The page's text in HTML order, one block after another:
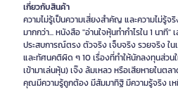
เกี่ยวกับสินค้า
ความไม่รู้เป็นความเสี่ยงสำคัญ และความไม่รู้
มากกว่า... หนังสือ "อ่านใจหุ้นทำกำไรใน 1 นาที
ประสบการณ์ตรง ตัวจริง เจ็บจริง รวยจริง ใน
และทัศนคติผิด ๆ 10 เรื่องที่ทำให้นักลงทุนส่ว
เข้ามาเล่นหุ้น) เจ๊ง ล้มเหลว หรือเสียหายใน
คุณมีความรู้ถูกต้อง มีสัมมาทิฐิ มีความรู้จริง เ